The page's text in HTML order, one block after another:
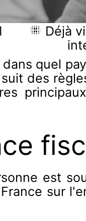
Déjà
quel
des
est
sur